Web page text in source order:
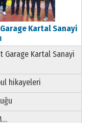
Kartal Sanayi
Kartal Sanayi
hikayeleri